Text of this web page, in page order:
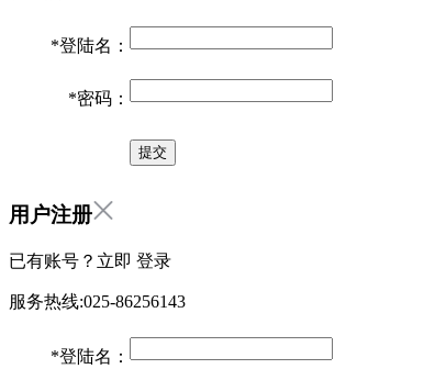
*登陆名：
*密码：
用户注册
已有账号？立即 登录
服务热线:025-86256143
*登陆名：